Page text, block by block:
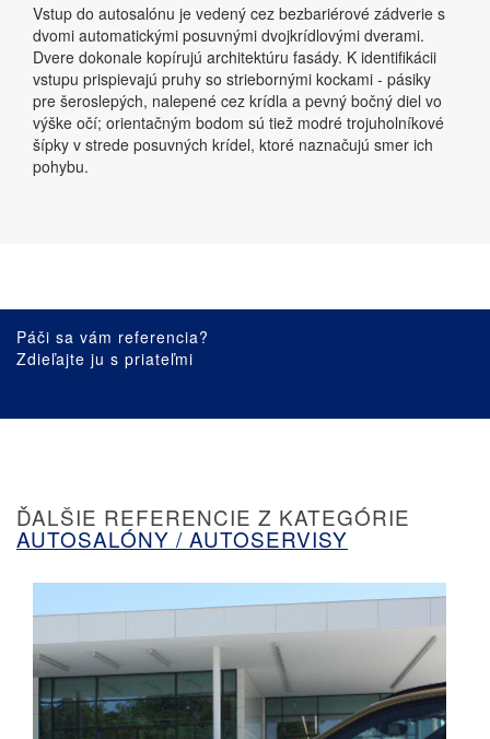
Vstup do autosalónu je vedený cez bezbariérové zádverie s
dvomi automatickými posuvnými dvojkrídlovými dverami.
Dvere dokonale kopírujú architektúru fasády. K identifikácii
vstupu prispievajú pruhy so striebornými kockami - pásiky
pre šeroslepých, nalepené cez krídla a pevný bočný diel vo
výške očí; orientačným bodom sú tiež modré trojuholníkové
šípky v strede posuvných krídel, ktoré naznačujú smer ich
pohybu.
Páči sa vám referencia?
Zdieľajte ju s priateľmi
ĎALŠIE REFERENCIE Z KATEGÓRIE
AUTOSALÓNY / AUTOSERVISY